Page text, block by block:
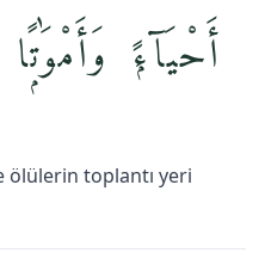
أَحْيَآءًۭ وَأَمْوَٰتًۭا
ölülerin toplantı yeri